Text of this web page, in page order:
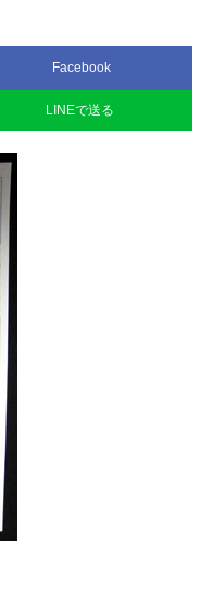
Facebook
LINEで送る